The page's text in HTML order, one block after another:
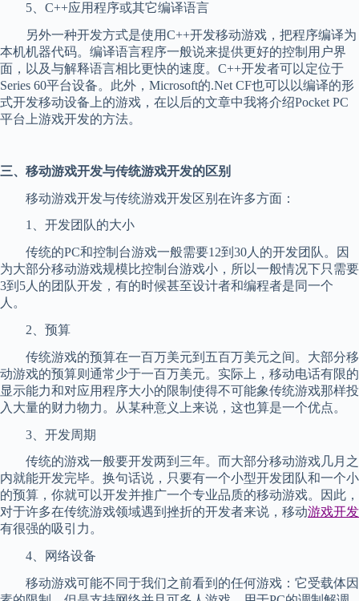
5、C++应用程序或其它编译语言
另外一种开发方式是使用C++开发移动游戏，把程序编译为
本机机器代码。编译语言程序一般说来提供更好的控制用户界
面，以及与解释语言相比更快的速度。C++开发者可以定位于
Series 60平台设备。此外，Microsoft的.Net CF也可以以编译的形
式开发移动设备上的游戏，在以后的文章中我将介绍Pocket PC
平台上游戏开发的方法。
三、移动游戏开发与传统游戏开发的区别
移动游戏开发与传统游戏开发区别在许多方面：
1、开发团队的大小
传统的PC和控制台游戏一般需要12到30人的开发团队。因
为大部分移动游戏规模比控制台游戏小，所以一般情况下只需要
3到5人的团队开发，有的时候甚至设计者和编程者是同一个
人。
2、预算
传统游戏的预算在一百万美元到五百万美元之间。大部分移
动游戏的预算则通常少于一百万美元。实际上，移动电话有限的
显示能力和对应用程序大小的限制使得不可能象传统游戏那样投
入大量的财力物力。从某种意义上来说，这也算是一个优点。
3、开发周期
传统的游戏一般要开发两到三年。而大部分移动游戏几月之
内就能开发完毕。换句话说，只要有一个小型开发团队和一个小
的预算，你就可以开发并推广一个专业品质的移动游戏。因此，
对于许多在传统游戏领域遇到挫折的开发者来说，移动游戏开发
有很强的吸引力。
4、网络设备
移动游戏可能不同于我们之前看到的任何游戏：它受载体因